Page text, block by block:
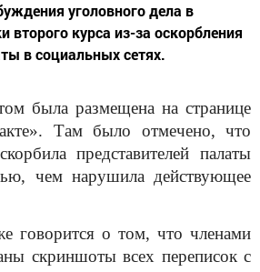
уголовного дела в
второго курса из-за оскорбления
в социальных сетях.
была размещена на странице
Там было отмечено, что
представителей палаты
чем нарушила действующее
говорится о том, что членами
скриншоты всех переписок с